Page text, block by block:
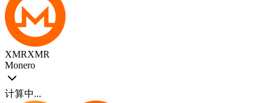
XMRXMR
Monero
计算中...